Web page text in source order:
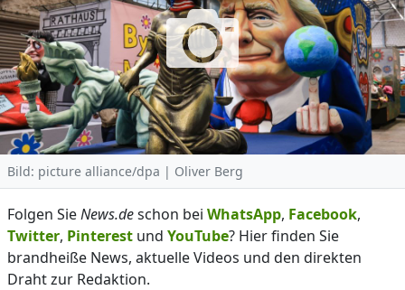
Bild: picture alliance/dpa | Oliver Berg
Folgen SieNews.deschon bei WhatsApp, Facebook,
Twitter, Pinterest und YouTube? Hier finden Sie
brandheiße News, aktuelle Videos und den direkten
Draht zur Redaktion.